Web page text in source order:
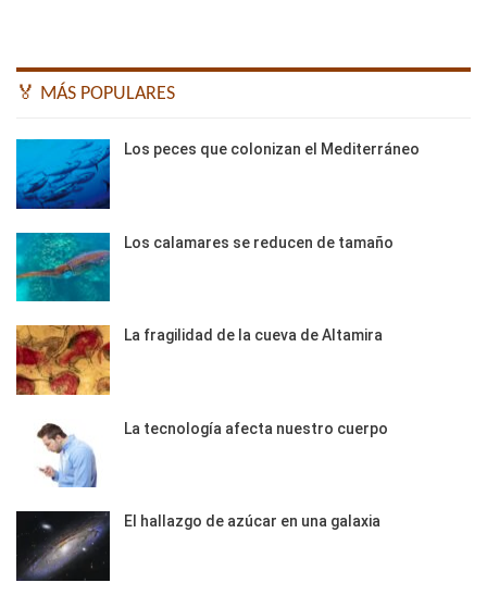
🏅 MÁS POPULARES
Los peces que colonizan el Mediterráneo
Los calamares se reducen de tamaño
La fragilidad de la cueva de Altamira
La tecnología afecta nuestro cuerpo
El hallazgo de azúcar en una galaxia